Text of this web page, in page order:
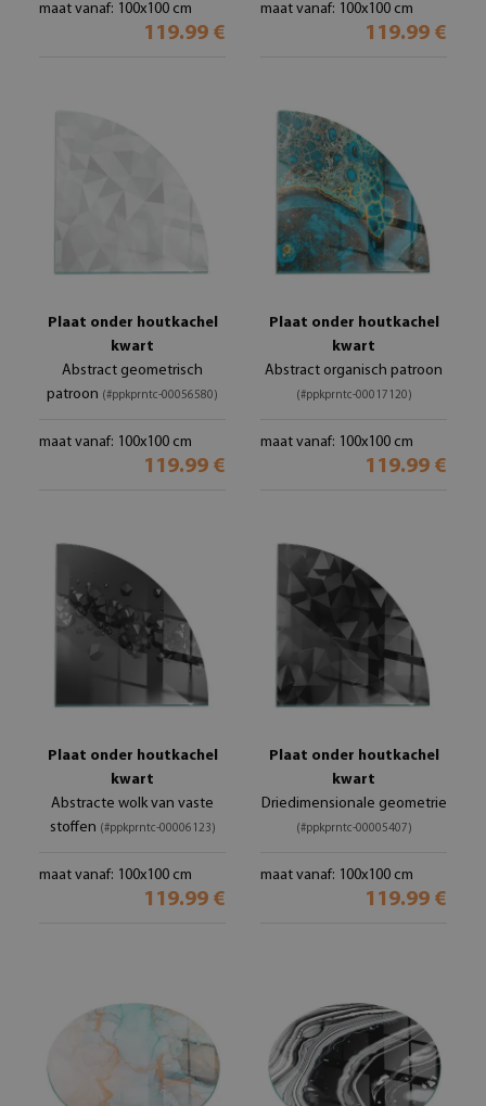
maat vanaf: 100x100 cm
119.99 €
maat vanaf: 100x100 cm
119.99 €
Plaat onder houtkachel
kwart
Abstract geometrisch
patroon (#ppkprntc-00056580)
maat vanaf: 100x100 cm
119.99 €
Plaat onder houtkachel
kwart
Abstract organisch patroon
(#ppkprntc-00017120)
maat vanaf: 100x100 cm
119.99 €
Plaat onder houtkachel
kwart
Abstracte wolk van vaste
stoffen (#ppkprntc-00006123)
maat vanaf: 100x100 cm
119.99 €
Plaat onder houtkachel
kwart
Driedimensionale geometrie
(#ppkprntc-00005407)
maat vanaf: 100x100 cm
119.99 €